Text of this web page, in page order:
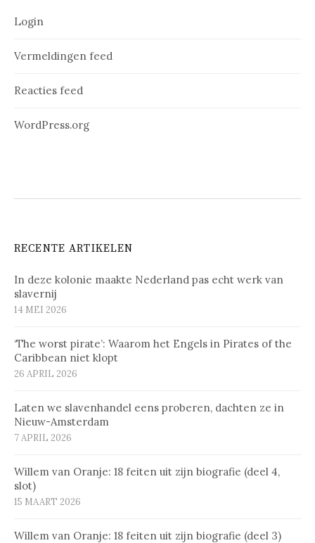
Login
Vermeldingen feed
Reacties feed
WordPress.org
RECENTE ARTIKELEN
In deze kolonie maakte Nederland pas echt werk van
slavernij
14 MEI 2026
‘The worst pirate’: Waarom het Engels in Pirates of the
Caribbean niet klopt
26 APRIL 2026
Laten we slavenhandel eens proberen, dachten ze in
Nieuw-Amsterdam
7 APRIL 2026
Willem van Oranje: 18 feiten uit zijn biografie (deel 4,
slot)
15 MAART 2026
Willem van Oranje: 18 feiten uit zijn biografie (deel 3)